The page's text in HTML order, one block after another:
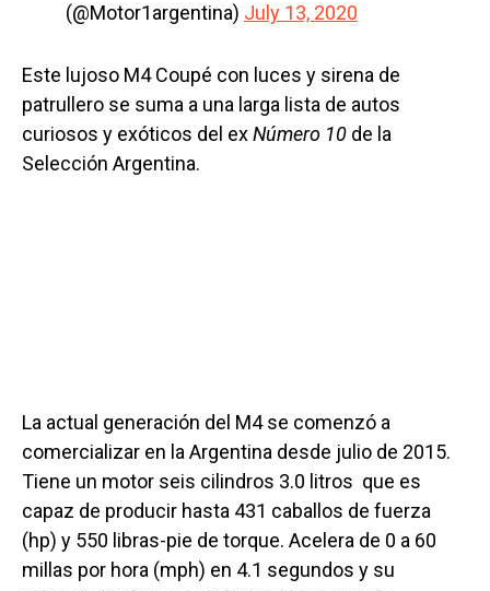
(@Motor1argentina) July 13, 2020
Este lujoso M4 Coupé con luces y sirena de
patrullero se suma a una larga lista de autos
curiosos y exóticos del exNúmero 10 de la
Selección Argentina.
La actual generación del M4 se comenzó a
comercializar en la Argentina desde julio de 2015.
Tiene un motor seis cilindros 3.0 litros que es
capaz de producir hasta 431 caballos de fuerza
(hp) y 550 libras-pie de torque. Acelera de 0 a 60
millas por hora (mph) en 4.1 segundos y su